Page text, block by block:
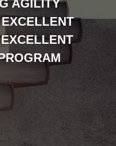
AGILITY